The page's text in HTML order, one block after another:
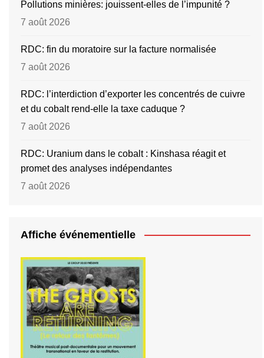
Pollutions minières: jouissent-elles de l’impunité ?
7 août 2026
RDC: fin du moratoire sur la facture normalisée
7 août 2026
RDC: l’interdiction d’exporter les concentrés de cuivre
et du cobalt rend-elle la taxe caduque ?
7 août 2026
RDC: Uranium dans le cobalt : Kinshasa réagit et
promet des analyses indépendantes
7 août 2026
Affiche événementielle